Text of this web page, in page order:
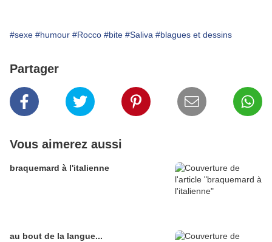
#sexe #humour #Rocco #bite #Saliva #blagues et dessins
Partager
Vous aimerez aussi
braquemard à l'italienne
au bout de la langue...